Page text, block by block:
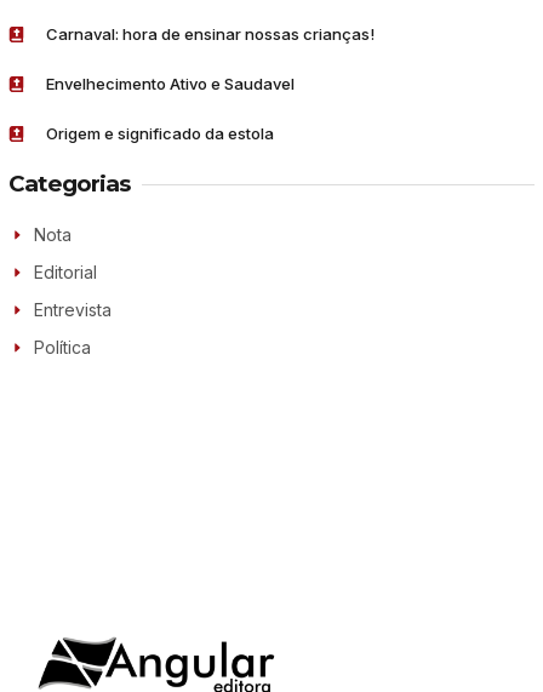
Carnaval: hora de ensinar nossas crianças!
Envelhecimento Ativo e Saudavel
Origem e significado da estola
Categorias
Nota
Editorial
Entrevista
Política